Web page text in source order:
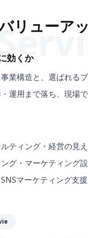
ervi
リューア
効くか
業構造と、選ばれる
運用まで落ち、現場
ティング・経営の見
グ・マーケティング
マーケティング支援